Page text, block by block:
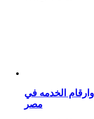
الخدمه في
مصر